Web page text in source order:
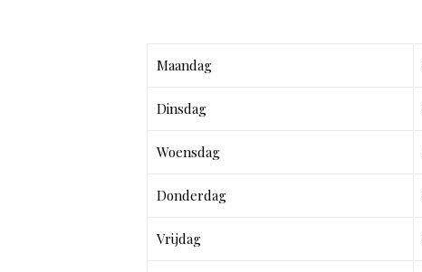
Maandag
Dinsdag
Woensdag
Donderdag
Vrijdag